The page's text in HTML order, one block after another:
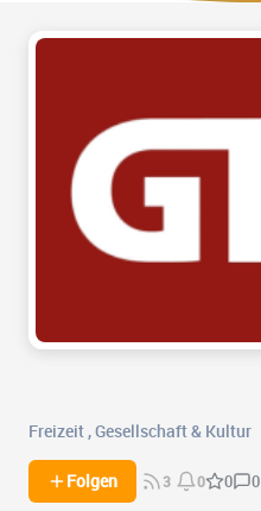
Freizeit ,Gesellschaft & Kultur
Folgen 3 0 0 0